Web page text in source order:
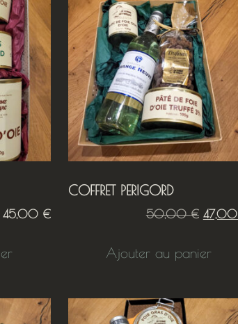
45,00 €
COFFRET PERIGORD
50,00€ 47,00
Ajouter au panier